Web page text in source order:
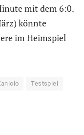
mit dem 6:0.
könnte
im Heimspiel
Testspiel